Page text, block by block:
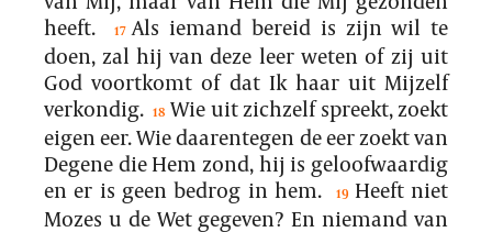
heeft.
17 Als iemand bereid is zijn wil te
doen, zal hij van deze leer weten of zij uit
God voortkomt of dat Ik haar uit Mijzelf
verkondig. 18 Wie uit zichzelf spreekt, zoekt
eigen eer. Wie daarentegen de eer zoekt van
Degene die Hem zond, hij is geloofwaardig
en er is geen bedrog in hem.
19 Heeft niet
Mozes u de Wet gegeven? En niemand van